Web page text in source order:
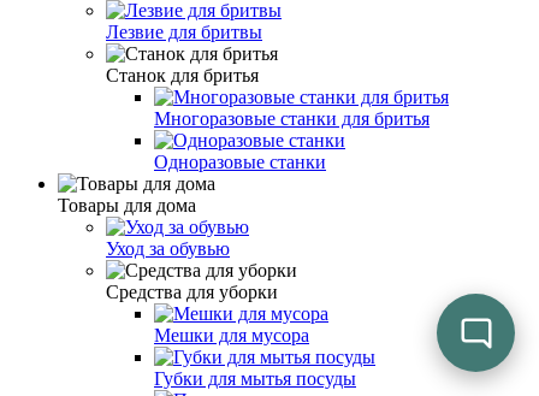
Лезвие для бритвы
Станок для бритья
Многоразовые станки для бритья
Одноразовые станки
Товары для дома
Уход за обувью
Средства для уборки
Мешки для мусора
Губки для мытья посуды